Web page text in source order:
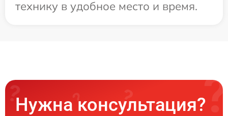
технику в удобное место и время.
Нужна консультация?